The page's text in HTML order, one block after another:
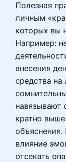
Полезная
личным
которых вы
Например:
внесения
средства
навязывают
кратно
объяснения.
влияние
отсекать